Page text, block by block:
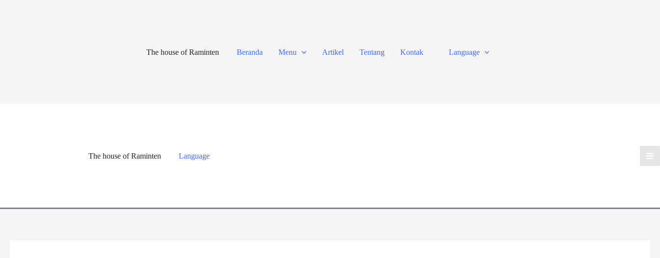
The house of Raminten Beranda Menu Artikel Tentang Kontak Language
The house of Raminten Language